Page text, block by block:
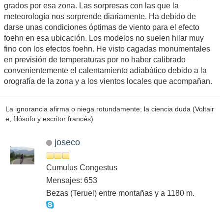
grados por esa zona. Las sorpresas con las que la
meteorología nos sorprende diariamente. Ha debido de
darse unas condiciones óptimas de viento para el efecto
foehn en esa ubicación. Los modelos no suelen hilar muy
fino con los efectos foehn. He visto cagadas monumentales
en previsión de temperaturas por no haber calibrado
convenientemente el calentamiento adiabático debido a la
orografía de la zona y a los vientos locales que acompañan.
La ignorancia afirma o niega rotundamente; la ciencia duda (Voltair
e, filósofo y escritor francés)
joseco
Cumulus Congestus
Mensajes: 653
Bezas (Teruel) entre montañas y a 1180 m.